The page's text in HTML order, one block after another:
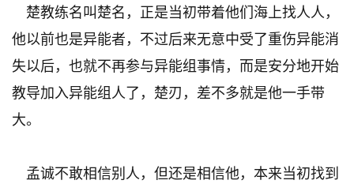
楚教练名叫楚名，正是当初带着他们海上找人人，
他以前也是异能者，不过后来无意中受了重伤异能消
失以后，也就不再参与异能组事情，而是安分地开始
教导加入异能组人了，楚刃，差不多就是他一手带
大。
孟诚不敢相信别人，但还是相信他，本来当初找到